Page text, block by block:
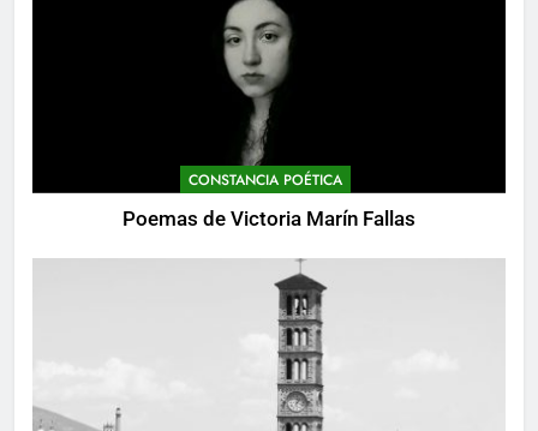
CONSTANCIA POÉTICA
Poemas de Victoria Marín Fallas